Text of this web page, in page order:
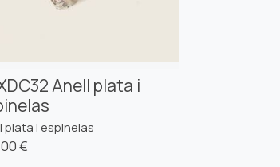
Anell plata i
plata i espinelas
€